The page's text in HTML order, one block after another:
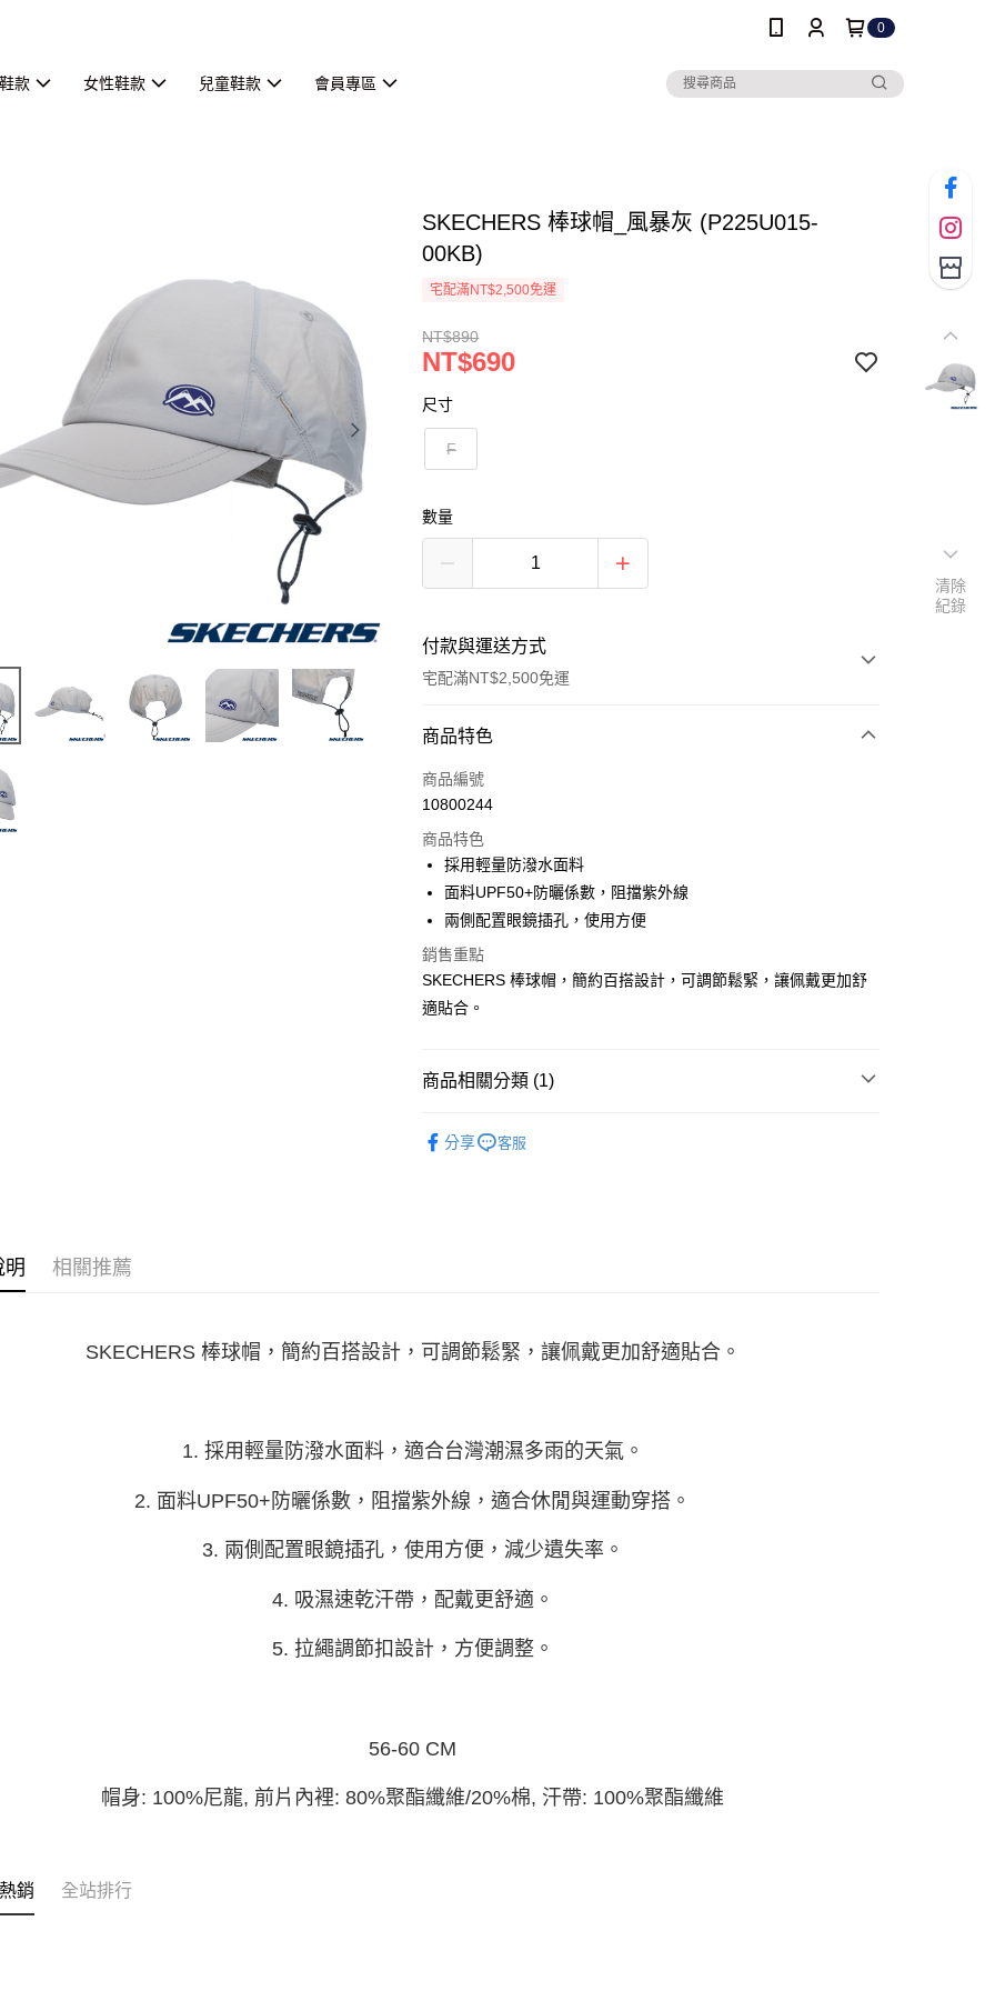
0
款 女性鞋款 兒童鞋款 會員專區
SKECHERS 棒球帽_風暴灰 (P225U015-
00KB)
宅配滿NT$2,500免運
NT$890
NT$690
尺寸
F
數量
付款與運送方式
宅配滿NT$2,500免運
付款方式
信用卡一次付款
大哥付你分期
相關說明
1.本服務由台灣大哥大提供，台灣大哥大用戶可立即使用無須另外申請。
2.付款方式選擇「大哥付你分期」，訂單成立後會自動跳轉到大哥付的交易
流程，驗證手機門號後，選擇欲分期的期數、繳款截止日，確認付款後即
完成交易。
3.實際核准額度、可分期數及費用金額請依後續交易確認頁面所載為準。
【繳款方式說明】
2.透過簡訊連結打開帳單後，可選擇「超商條碼／台灣大直營門市／銀行轉
3.完整用戶服務條款，請詳閱以下連結：https://oppay.tw/userRule
ATM付款
商品特色
商品編號
10800244
商品特色
採用輕量防潑水面料
面料UPF50+防曬係數，阻擋紫外線
兩側配置眼鏡插孔，使用方便
銷售重點
SKECHERS 棒球帽，簡約百搭設計，可調節鬆緊，讓佩戴更加舒
適貼合。
商品相關分類 (1)
分享
客服
明 相關推薦
SKECHERS 棒球帽，簡約百搭設計，可調節鬆緊，讓佩戴更加舒適貼合。
1. 採用輕量防潑水面料，適合台灣潮濕多雨的天氣。
2. 面料UPF50+防曬係數，阻擋紫外線，適合休閒與運動穿搭。
3. 兩側配置眼鏡插孔，使用方便，減少遺失率。
4. 吸濕速乾汗帶，配戴更舒適。
5. 拉繩調節扣設計，方便調整。
56-60 CM
帽身: 100%尼龍, 前片內裡: 80%聚酯纖維/20%棉, 汗帶: 100%聚酯纖維
銷 全站排行
清除
紀錄